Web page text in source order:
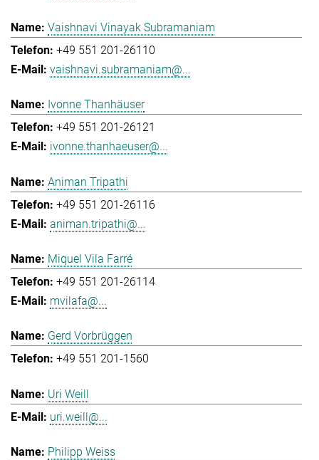
Vaishnavi Vinayak Subramaniam
+49 551 201-26110
vaishnavi.subramaniam@...
Ivonne Thanhäuser
+49 551 201-26121
ivonne.thanhaeuser@...
Animan Tripathi
+49 551 201-26116
animan.tripathi@...
Miquel Vila Farré
+49 551 201-26114
mvilafa@...
Gerd Vorbrüggen
+49 551 201-1560
Uri Weill
uri.weill@...
Philipp Weiss